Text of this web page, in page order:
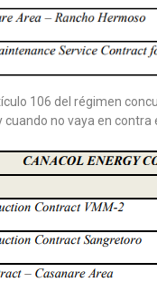
106 del régimen
no vaya en contra